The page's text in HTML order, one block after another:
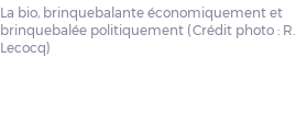
La bio, brinquebalante économiquement et
brinquebalée politiquement (Crédit photo : R.
Lecocq)